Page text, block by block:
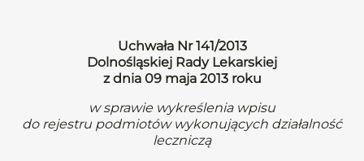
Uchwała Nr 141/2013
Dolnośląskiej Rady Lekarskiej
z dnia 09 maja 2013 roku
w sprawie wykreślenia wpisu
do rejestru podmiotów wykonujących działalność
leczniczą